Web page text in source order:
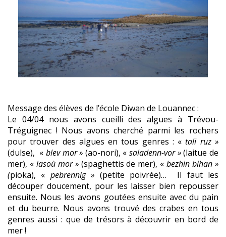
Message des élèves de l’école Diwan de Louannec :
Le 04/04 nous avons cueilli des algues à Trévou-
Tréguignec ! Nous avons cherché parmi les rochers
pour trouver des algues en tous genres : «tali ruz »
(dulse), « blev mor » (ao-nori), «saladenn-vor »(laitue de
mer), « lasoù mor » (spaghettis de mer), «bezhin bihan »
(pioka), « pebrennig » (petite poivrée)… Il faut les
découper doucement, pour les laisser bien repousser
ensuite. Nous les avons goutées ensuite avec du pain
et du beurre. Nous avons trouvé des crabes en tous
genres aussi : que de trésors à découvrir en bord de
mer !